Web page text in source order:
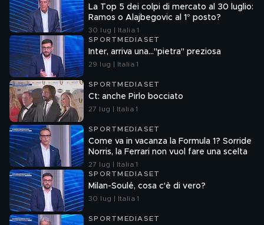
La Top 5 dei colpi di mercato al 30 luglio:
Ramos o Alajbegovic al 1° posto?
30 lug | Italia 1
SPORTMEDIASET
Inter, arriva una..."pietra" preziosa
29 lug | Italia 1
SPORTMEDIASET
Ct: anche Pirlo bocciato
27 lug | Italia 1
SPORTMEDIASET
Come va in vacanza la Formula 1? Sorride
Norris, la Ferrari non vuol fare una scelta
27 lug | Italia 1
SPORTMEDIASET
Milan-Soulé, cosa c'è di vero?
30 lug | Italia 1
SPORTMEDIASET